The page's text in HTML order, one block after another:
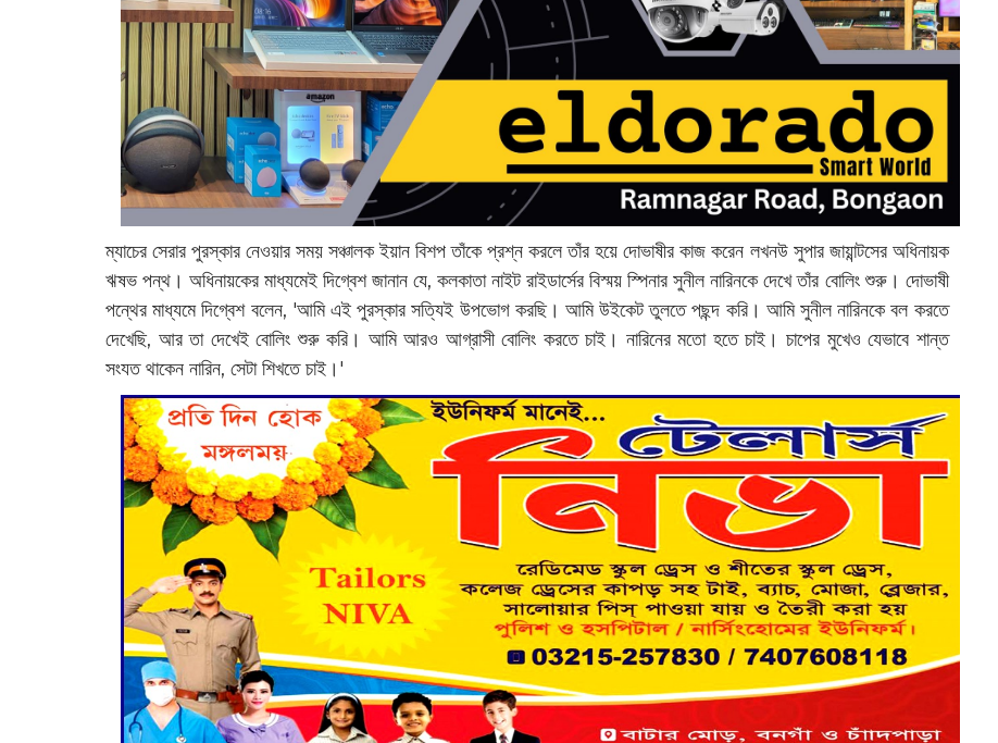
ম্যাচের সেরার পুরস্কার নেওয়ার সময় সঞ্চালক ইয়ান বিশপ তাঁকে প্রশ্ন করলে তাঁর হয়ে দোভাষীর কাজ করেন লখনউ সুপার জায়ান্টসের অধিনায়ক
ঋষভ পন্থ। অধিনায়কের মাধ্যমেই দিগ্বেশ জানান যে, কলকাতা নাইট রাইডার্সের বিস্ময় স্পিনার সুনীল নারিনকে দেখে তাঁর বোলিং শুরু। দোভাষী
পন্থের মাধ্যমে দিগ্বেশ বলেন, 'আমি এই পুরস্কার সত্যিই উপভোগ করছি। আমি উইকেট তুলতে পছন্দ করি। আমি সুনীল নারিনকে বল করতে
দেখেছি, আর তা দেখেই বোলিং শুরু করি। আমি আরও আগ্রাসী বোলিং করতে চাই। নারিনের মতো হতে চাই। চাপের মুখেও যেভাবে শান্ত
সংযত থাকেন নারিন, সেটা শিখতে চাই।'